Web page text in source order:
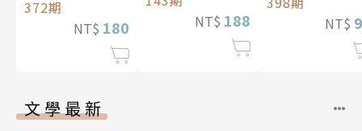
372期
NT$ 180
NT$ 188
NT$
文學最新